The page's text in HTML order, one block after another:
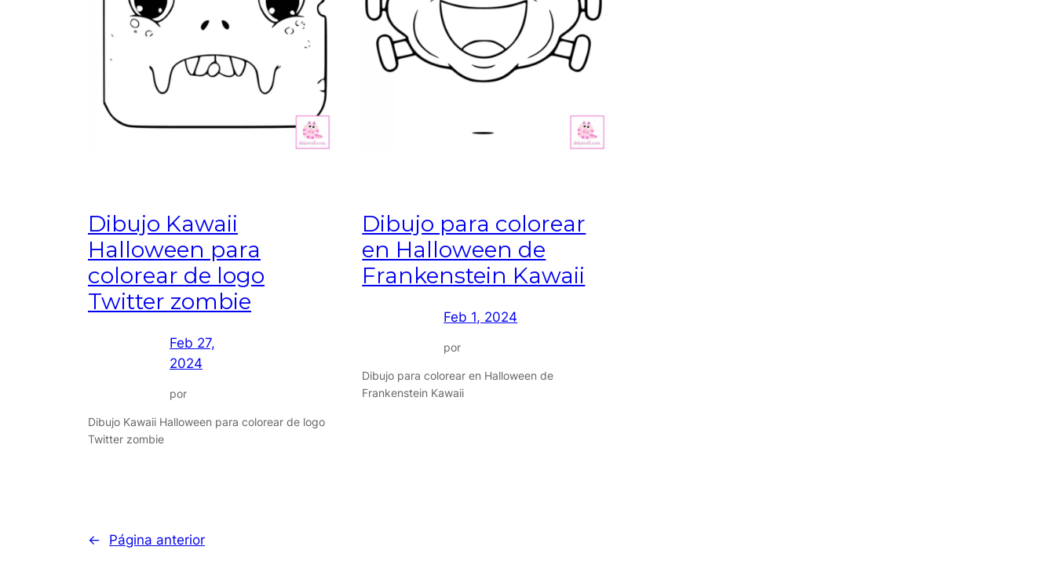
Dibujo Kawaii
Halloween para
colorear de logo
Twitter zombie
Feb 27,
2024
por
Dibujo Kawaii Halloween para colorear de logo
Twitter zombie
Dibujo para colorear
en Halloween de
Frankenstein Kawaii
Feb 1, 2024
por
Dibujo para colorear en Halloween de
Frankenstein Kawaii
← Página anterior